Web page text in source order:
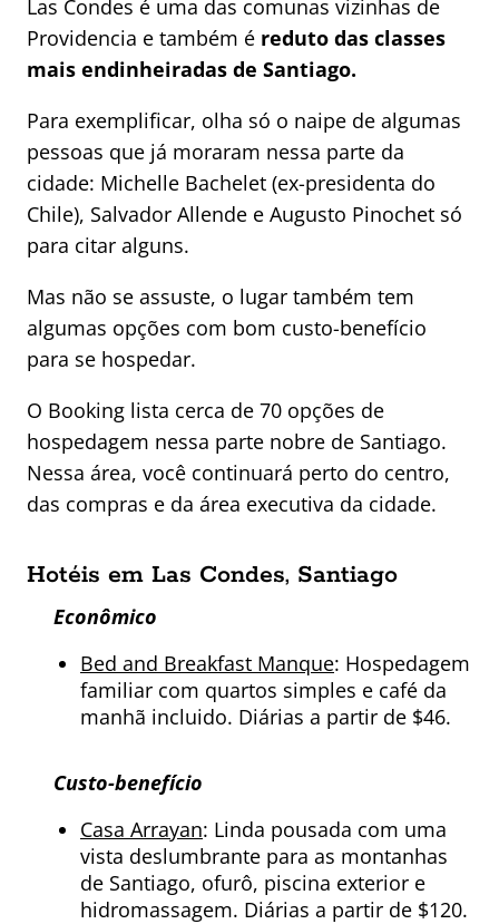
Las Condes é uma das comunas vizinhas de
Providencia e também é reduto das classes
mais endinheiradas de Santiago.
Para exemplificar, olha só o naipe de algumas
pessoas que já moraram nessa parte da
cidade: Michelle Bachelet (ex-presidenta do
Chile), Salvador Allende e Augusto Pinochet só
para citar alguns.
Mas não se assuste, o lugar também tem
algumas opções com bom custo-benefício
para se hospedar.
O Booking lista cerca de 70 opções de
hospedagem nessa parte nobre de Santiago.
Nessa área, você continuará perto do centro,
das compras e da área executiva da cidade.
Hotéis em Las Condes, Santiago
Econômico
Bed and Breakfast Manque: Hospedagem
familiar com quartos simples e café da
manhã incluido. Diárias a partir de $46.
Custo-benefício
Casa Arrayan: Linda pousada com uma
vista deslumbrante para as montanhas
de Santiago, ofurô, piscina exterior e
hidromassagem. Diárias a partir de $120.